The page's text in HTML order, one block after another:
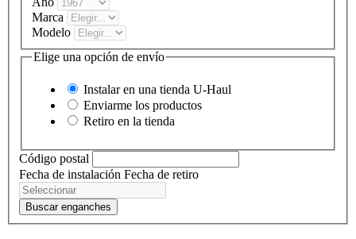
Marca
Modelo
Elige una opción de envío
Instalar en una tienda U-Haul
Enviarme los productos
Retiro en la tienda
Código postal
Fecha de instalación Fecha de retiro
Buscar enganches